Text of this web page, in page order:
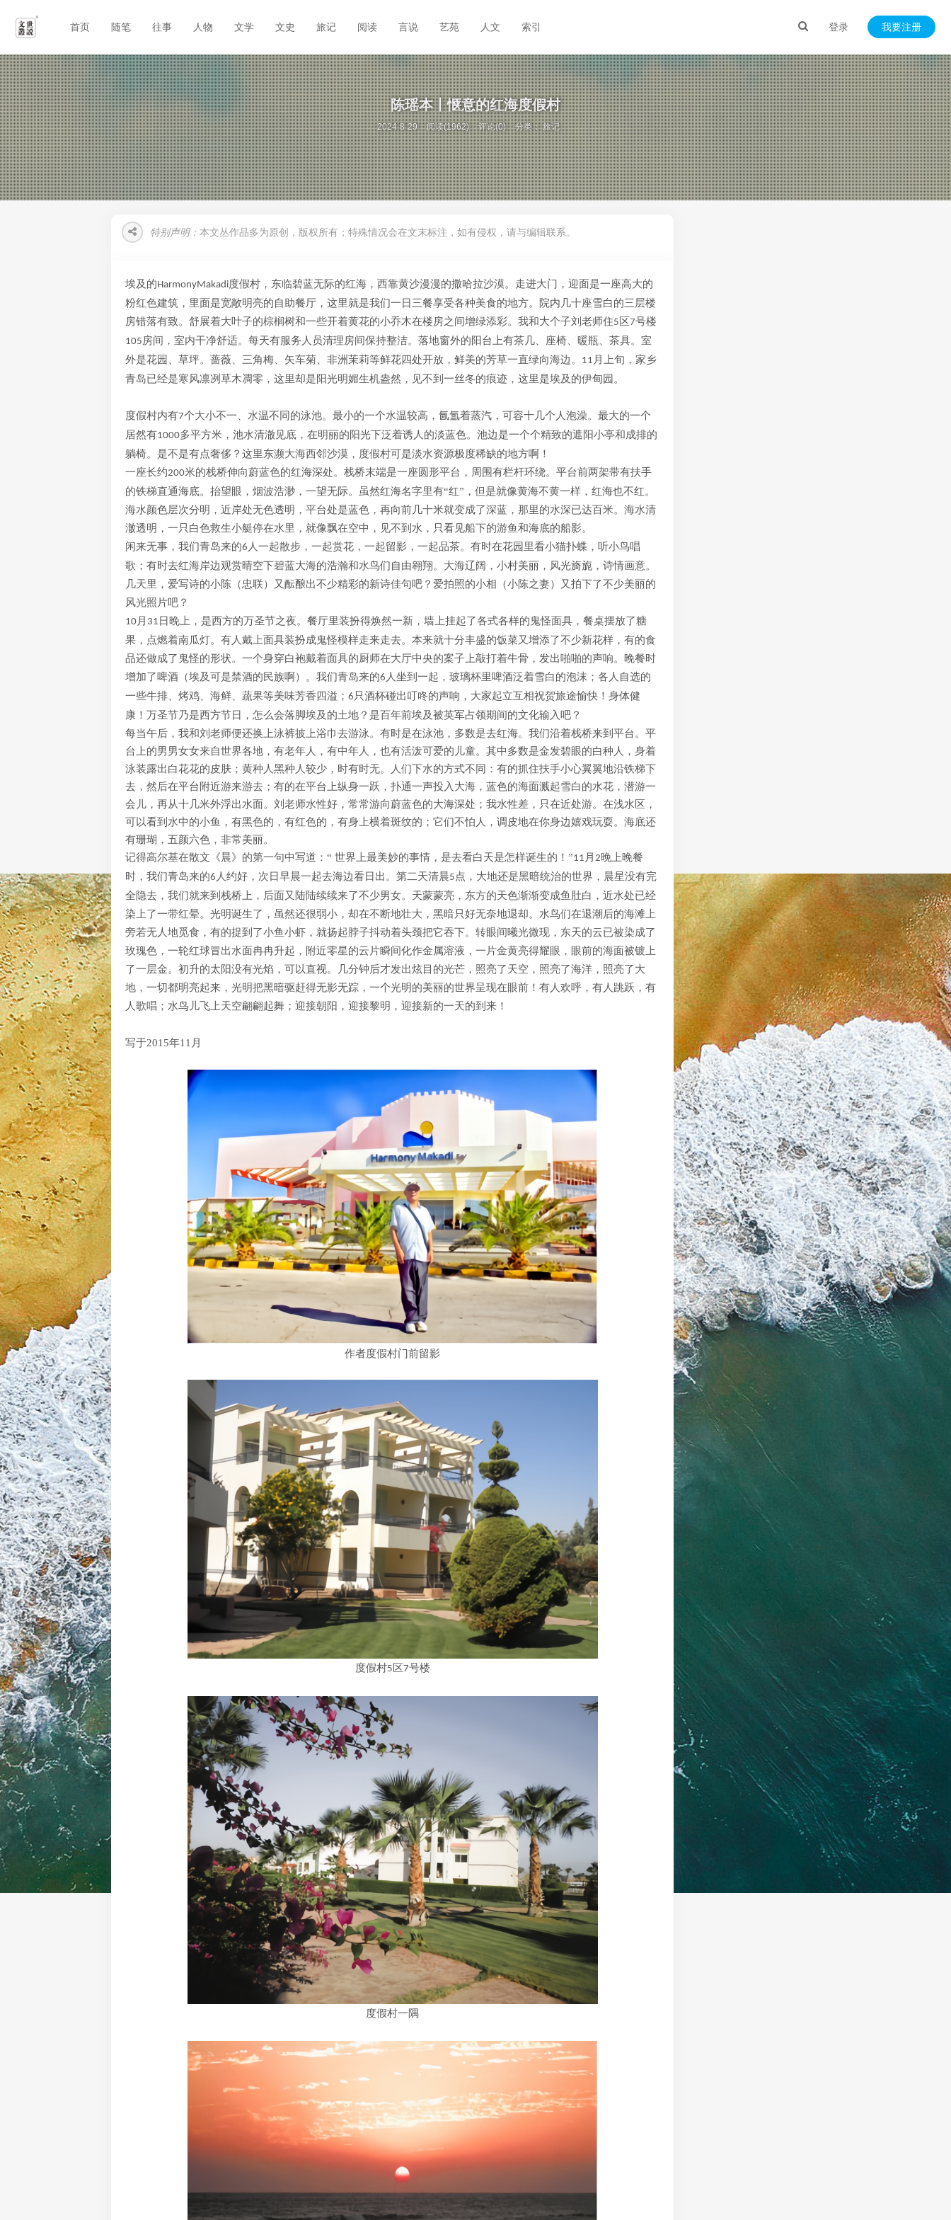
登录 我要注册
首页 随笔 往事 人物 文学 文史 旅记 阅读 言说 艺苑 人文 索引
陈瑶本丨惬意的红海度假村
2024-8-29 阅读(1962) 评论(0) 分类：旅记
特别声明： 本文丛作品多为原创，版权所有；特殊情况会在文末标注，如有侵权，请与编辑联系。
埃及的HarmonyMakadi度假村，东临碧蓝无际的红海，西靠黄沙漫漫的撒哈拉沙漠。走进大门，迎面是一座高大的
粉红色建筑，里面是宽敞明亮的自助餐厅，这里就是我们一日三餐享受各种美食的地方。院内几十座雪白的三层楼
房错落有致。舒展着大叶子的棕榈树和一些开着黄花的小乔木在楼房之间增绿添彩。我和大个子刘老师住5 区7号楼
105 房间，室内干净舒适。每天有服务人员清理房间保持整洁。落地窗外的阳台上有茶几、座椅、暖瓶、茶具。室
外是花园、草坪。蔷薇、三角梅、矢车菊、非洲茉莉等鲜花四处开放，鲜美的芳草一直绿向海边。 11 月上旬，家乡
青岛已经是寒风凛冽草木凋零，这里却是阳光明媚生机盎然，见不到一丝冬的痕迹，这里是埃及的伊甸园。
度假村内有7个大小不一、水温不同的泳池。最小的一个水温较高，氤氲着蒸汽，可容十几个人泡澡。最大的一个
居然有1000多平方米，池水清澈见底，在明丽的阳光下泛着诱人的淡蓝色。池边是一个个精致的遮阳小亭和成排的
躺椅。是不是有点奢侈？这里东濒大海西邻沙漠，度假村可是淡水资源极度稀缺的地方啊！
一座长约200米的栈桥伸向蔚蓝色的红海深处。栈桥末端是一座圆形平台，周围有栏杆环绕。平台前两架带有扶手
的铁梯直通海底。抬望眼，烟波浩渺，一望无际。虽然红海名字里有“红”，但是就像黄海不黄一样，红海也不红。
海水颜色层次分明，近岸处无色透明，平台处是蓝色，再向前几十米就变成了深蓝，那里的水深已达百米。海水清
澈透明，一只白色救生小艇停在水里，就像飘在空中，见不到水，只看见船下的游鱼和海底的船影。
闲来无事，我们青岛来的6 人一起散步，一起赏花，一起留影，一起品茶。有时在花园里看小猫扑蝶，听小鸟唱
歌；有时去红海岸边观赏晴空下碧蓝大海的浩瀚和水鸟们自由翱翔。大海辽阔，小村美丽，风光旖旎，诗情画意。
几天里，爱写诗的小陈（忠联）又酝酿出不少精彩的新诗佳句吧？爱拍照的小相（小陈之妻）又拍下了不少美丽的
风光照片吧？
10 月 31 日晚上，是西方的万圣节之夜。餐厅里装扮得焕然一新，墙上挂起了各式各样的鬼怪面具，餐桌摆放了糖
果，点燃着南瓜灯。有人戴上面具装扮成鬼怪模样走来走去。本来就十分丰盛的饭菜又增添了不少新花样，有的食
品还做成了鬼怪的形状。一个身穿白袍戴着面具的厨师在大厅中央的案子上敲打着牛骨，发出啪啪的声响。晚餐时
增加了啤酒（埃及可是禁酒的民族啊）。我们青岛来的6 人坐到一起，玻璃杯里啤酒泛着雪白的泡沫；各人自选的
一些牛排、烤鸡、海鲜、蔬果等美味芳香四溢； 6 只酒杯碰出叮咚的声响，大家起立互相祝贺旅途愉快！身体健
康！万圣节乃是西方节日，怎么会落脚埃及的土地？是百年前埃及被英军占领期间的文化输入吧？
每当午后，我和刘老师便还换上泳裤披上浴巾去游泳。有时是在泳池，多数是去红海。我们沿着栈桥来到平台。平
台上的男男女女来自世界各地，有老年人，有中年人，也有活泼可爱的儿童。其中多数是金发碧眼的白种人，身着
泳装露出白花花的皮肤；黄种人黑种人较少，时有时无。人们下水的方式不同：有的抓住扶手小心翼翼地沿铁梯下
去，然后在平台附近游来游去；有的在平台上纵身一跃，扑通一声投入大海，蓝色的海面溅起雪白的水花，潜游一
会儿，再从十几米外浮出水面。刘老师水性好，常常游向蔚蓝色的大海深处；我水性差，只在近处游。在浅水区，
可以看到水中的小鱼，有黑色的，有红色的，有身上横着斑纹的；它们不怕人，调皮地在你身边嬉戏玩耍。海底还
有珊瑚，五颜六色，非常美丽。
记得高尔基在散文《晨》的第一句中写道： “ 世界上最美妙的事情，是去看白天是怎样诞生的！”11 月 2 晚上晚餐
时，我们青岛来的6 人约好，次日早晨一起去海边看日出。第二天清晨5 点，大地还是黑暗统治的世界，晨星没有完
全隐去，我们就来到栈桥上，后面又陆陆续续来了不少男女。天蒙蒙亮，东方的天色渐渐变成鱼肚白，近水处已经
染上了一带红晕。光明诞生了，虽然还很弱小，却在不断地壮大，黑暗只好无奈地退却。水鸟们在退潮后的海滩上
旁若无人地觅食，有的捉到了小鱼小虾，就扬起脖子抖动着头颈把它吞下。转眼间曦光微现，东天的云已被染成了
玫瑰色，一轮红球冒出水面冉冉升起，附近零星的云片瞬间化作金属溶液，一片金黄亮得耀眼，眼前的海面被镀上
了一层金。初升的太阳没有光焰，可以直视。几分钟后才发出炫目的光芒，照亮了天空，照亮了海洋，照亮了大
地，一切都明亮起来，光明把黑暗驱赶得无影无踪，一个光明的美丽的世界呈现在眼前！有人欢呼，有人跳跃，有
人歌唱；水鸟儿飞上天空翩翩起舞；迎接朝阳，迎接黎明，迎接新的一天的到来！
写于2015年11月
作者度假村门前留影
度假村5 区7号楼
度假村一隅